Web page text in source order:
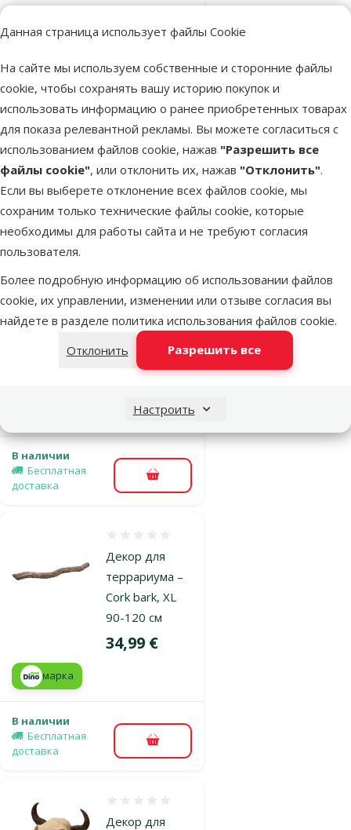
Данная страница использует файлы Cookie
На сайте мы используем собственные и сторонние файлы
cookie, чтобы сохранять вашу историю покупок и
использовать информацию о ранее приобретенных товарах
для показа релевантной рекламы. Вы можете согласиться с
использованием файлов cookie, нажав "Разрешить все
файлы cookie", или отклонить их, нажав "Отклонить".
Если вы выберете отклонение всех файлов cookie, мы
сохраним только технические файлы cookie, которые
необходимы для работы сайта и не требуют согласия
пользователя.
Более подробную информацию об использовании файлов
cookie, их управлении, изменении или отзыве согласия вы
найдете в разделе политика использования файлов cookie.
Отклонить
Разрешить все
Настроить
Декор для
Cork bark, M
30-60 см
Цена
18,99 €
марка
В наличии В корзину
Декор для
террариума –
Cork bark, L
60–90см
Оценка 0%
Цена
27,99 €
В наличии
Бесплатная
доставка
В корзину
Декор для
террариума –
Cork bark, XL
90-120 см
Цена
34,99 €
марка
В наличии
Бесплатная
доставка
В корзину
Декор для